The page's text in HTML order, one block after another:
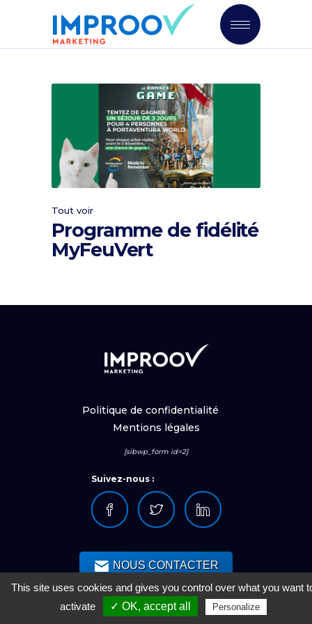
Tout voir
Programme de fidélité
MyFeuVert
Politique de confidentialité
Mentions légales
[sibwp_form id=2]
Suivez-nous :
NOUS CONTACTER
This site uses cookies and gives you control over what you want
activate
✓ OK, accept all Personalize